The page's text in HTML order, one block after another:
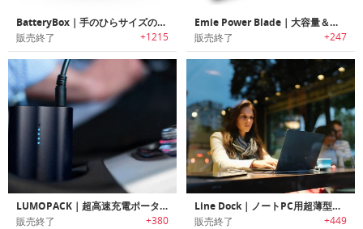
BatteryBox｜手のひらサイズのMacBook用外部バッテリー
販売終了 +1215
Emie Power Blade｜大容量＆極薄デュアルUSBポータブルバッテリー充電器「イーミー・パワーブレード」
販売終了 +247
LUMOPACK｜超高速充電ポータブルバッテリーパック「ルモパック」
販売終了 +380
Line Dock｜ノートPC用超薄型ユニバーサルポート登載スマートポータブルバッテリー「ラインドック」
販売終了 +449